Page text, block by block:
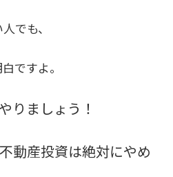
でも、
ですよ。
りましょう！
動産投資は絶対にやめ